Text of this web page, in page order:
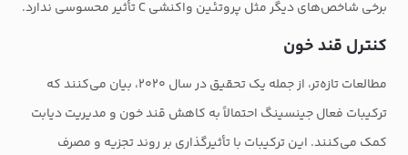
برخی شاخص‌های دیگر مثل پروتئین واکنشی C تأثیر محسوسی ندارد.
کنترل قند خون
مطالعات تازه‌تر، از جمله یک تحقیق در سال ۲۰۲۰، بیان می‌کنند که
ترکیبات فعال جینسینگ احتمالاً به کاهش قند خون و مدیریت دیابت
کمک می‌کنند. این ترکیبات با تأثیرگذاری بر روند تجزیه و مصرف